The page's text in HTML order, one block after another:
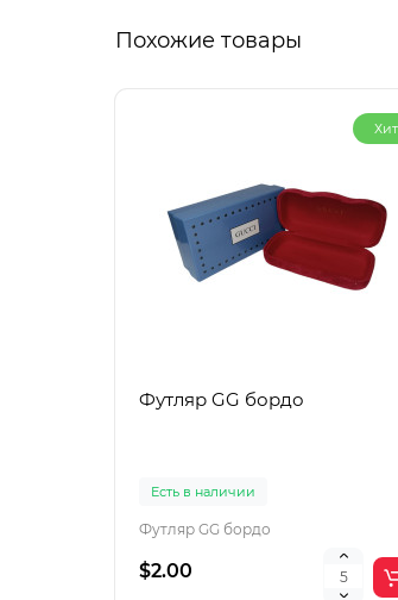
Похожие товары
Хит
Футляр GG бордо
Есть в наличии
Футляр GG бордо
$2.00